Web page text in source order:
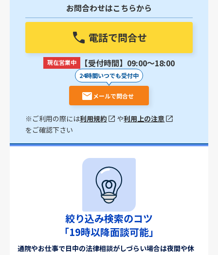
お問合わせはこちらから
電話で問合せ
現在営業中 【受付時間】09:00〜18:00
24時間いつでも受付中
メールで問合せ
※ご利用の際には利用規約 や利用上の注意
をご確認下さい
絞り込み検索のコツ
「19時以降面談可能」
通院やお仕事で日中の法律相談がしづらい場合は夜間や休